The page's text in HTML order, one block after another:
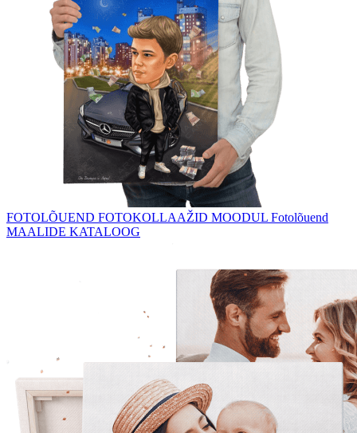
FOTOLÕUEND FOTOKOLLAAŽID MOODUL Fotolõuend
MAALIDE KATALOOG